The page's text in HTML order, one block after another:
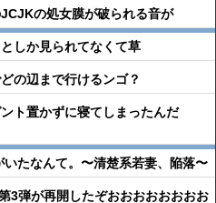
の処女膜が破られる音が
しか見られてなくて草
の辺まで行けるンゴ？
ト置かずに寝てしまったんだ
いたなんて。〜清楚系若妻、陥落〜
3弾が再開したぞおおおおおおおお